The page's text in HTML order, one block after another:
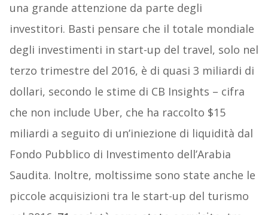
una grande attenzione da parte degli
investitori. Basti pensare che il totale mondiale
degli investimenti in start-up del travel, solo nel
terzo trimestre del 2016, è di quasi 3 miliardi di
dollari, secondo le stime di CB Insights – cifra
che non include Uber, che ha raccolto $15
miliardi a seguito di un’iniezione di liquidità dal
Fondo Pubblico di Investimento dell’Arabia
Saudita. Inoltre, moltissime sono state anche le
piccole acquisizioni tra le start-up del turismo